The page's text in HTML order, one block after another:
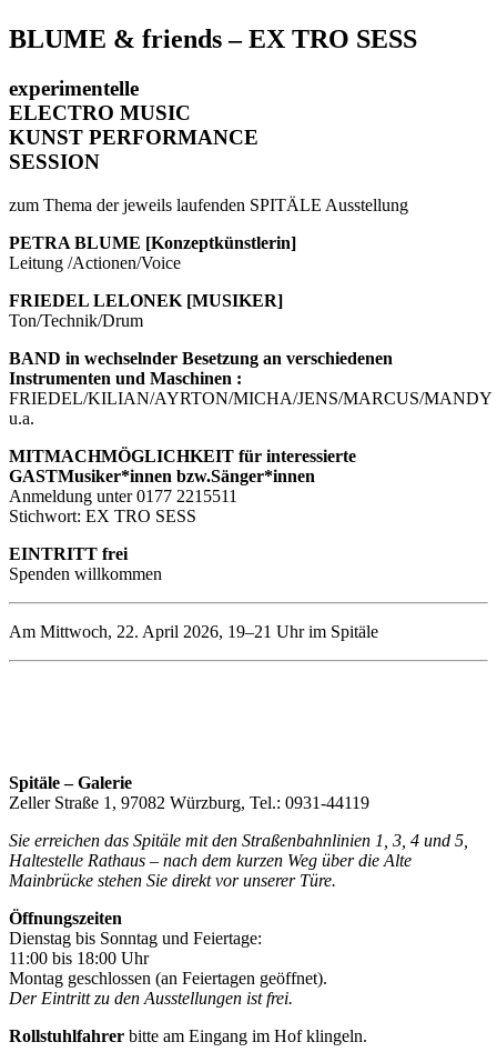
BLUME & friends – EX TRO SESS
experimentelle
ELECTRO MUSIC
KUNST PERFORMANCE
SESSION
zum Thema der jeweils laufenden SPITÄLE Ausstellung
PETRA BLUME [Konzeptkünstlerin]
Leitung /Actionen/Voice
FRIEDEL LELONEK [MUSIKER]
Ton/Technik/Drum
BAND in wechselnder Besetzung an verschiedenen
Instrumenten und Maschinen :
FRIEDEL/KILIAN/AYRTON/MICHA/JENS/MARCUS/MANDY
u.a.
MITMACHMÖGLICHKEIT für interessierte
GASTMusiker*innen bzw.Sänger*innen
Anmeldung unter 0177 2215511
Stichwort: EX TRO SESS
EINTRITT frei
Spenden willkommen
Am Mittwoch, 22. April 2026, 19–21 Uhr im Spitäle
Spitäle – Galerie
Zeller Straße 1, 97082 Würzburg, Tel.: 0931-44119
Sie erreichen das Spitäle mit den Straßenbahnlinien 1, 3, 4 und 5,
Haltestelle Rathaus – nach dem kurzen Weg über die Alte
Mainbrücke stehen Sie direkt vor unserer Türe.
Öffnungszeiten
Dienstag bis Sonntag und Feiertage:
11:00 bis 18:00 Uhr
Montag geschlossen (an Feiertagen geöffnet).
Der Eintritt zu den Ausstellungen ist frei.
Rollstuhlfahrer bitte am Eingang im Hof klingeln.